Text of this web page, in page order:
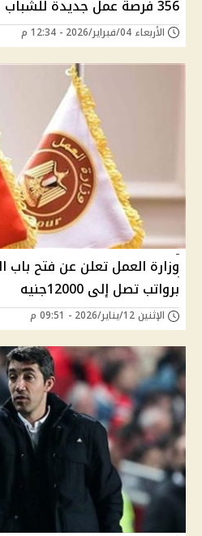
356 فرصة عمل جديدة للشباب بـ 3 مدن جديدة
الأربعاء 04/فبراير/2026 - 12:34 م
برواتب تصل إلى 12000جنيه
الإثنين 12/يناير/2026 - 09:51 م